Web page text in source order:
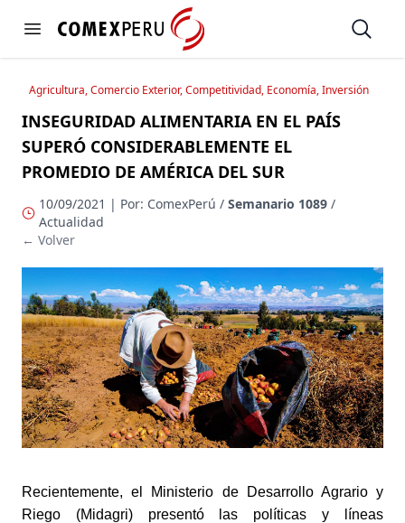
Open menu
https://www.comexperu.org.pe Open
Agricultura, Comercio Exterior, Competitividad, Economía, Inversión
INSEGURIDAD ALIMENTARIA EN EL PAÍS
SUPERÓ CONSIDERABLEMENTE EL
PROMEDIO DE AMÉRICA DEL SUR
10/09/2021 | Por: ComexPerú /Semanario 1089 /
Actualidad
← Volver
Recientemente, el Ministerio de Desarrollo Agrario y
Riego (Midagri) presentó las políticas y líneas